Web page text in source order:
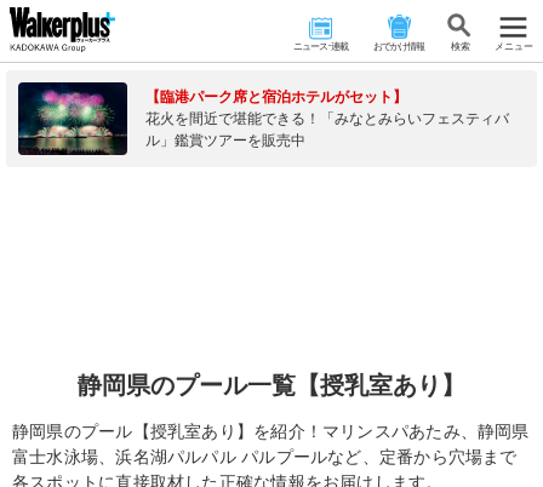
ニュース･連載 おでかけ情報 検 索 メニュー
【臨港パーク席と宿泊ホテルがセット】
花火を間近で堪能できる！「みなとみらいフェスティバ
ル」鑑賞ツアーを販売中
静岡県のプール一覧【授乳室あり】
静岡県のプール【授乳室あり】を紹介！マリンスパあたみ、静岡県
富士水泳場、浜名湖パルパル パルプールなど、定番から穴場まで
各スポットに直接取材した正確な情報をお届けします。